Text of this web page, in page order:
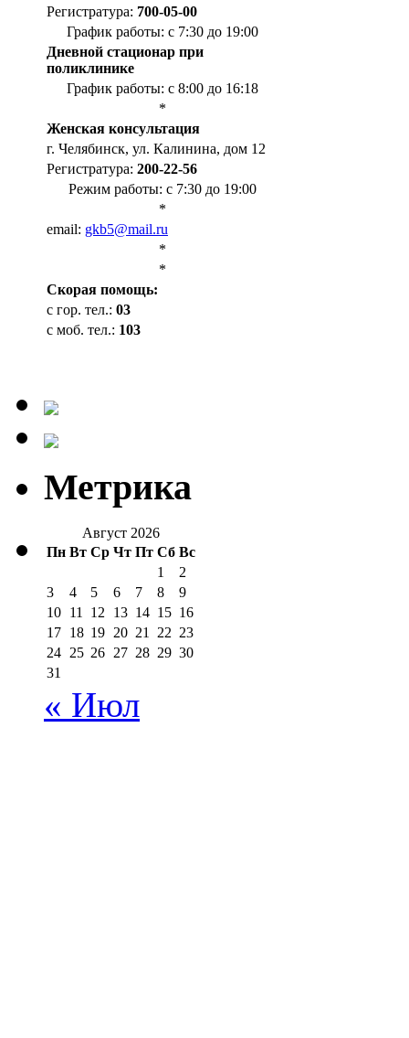
Регистратура: 700-05-00
График работы: с 7:30 до 19:00
Дневной стационар при
поликлинике
График работы: с 8:00 до 16:18
*
Женская консультация
г. Челябинск, ул. Калинина, дом 12
Регистратура: 200-22-56
Режим работы: с 7:30 до 19:00
*
email: gkb5@mail.ru
*
*
Cкорая помощь:
с гор. тел.: 03
с моб. тел.: 103
Метрика
Август 2026
Пн Вт Ср Чт Пт Сб Вс
1
2
3
4 5 6 7 8
9
10 11 12 13 14 15 16
17 18 19 20 21 22 23
24 25 26 27 28 29 30
31
« Июл